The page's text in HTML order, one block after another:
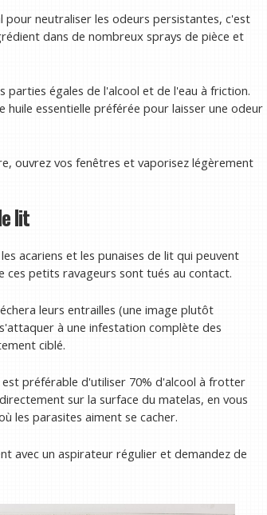
neutraliser les odeurs persistantes, c'est
dans de nombreux sprays de pièce et
égales de l'alcool et de l'eau à friction.
essentielle préférée pour laisser une odeur
ouvrez vos fenêtres et vaporisez légèrement
lit
acariens et les punaises de lit qui peuvent
ces petits ravageurs sont tués au contact.
leurs entrailles (une image plutôt
à une infestation complète des
ciblé.
préférable d'utiliser 70% d'alcool à frotter
sur la surface du matelas, en vous
les parasites aiment se cacher.
avec un aspirateur régulier et demandez de